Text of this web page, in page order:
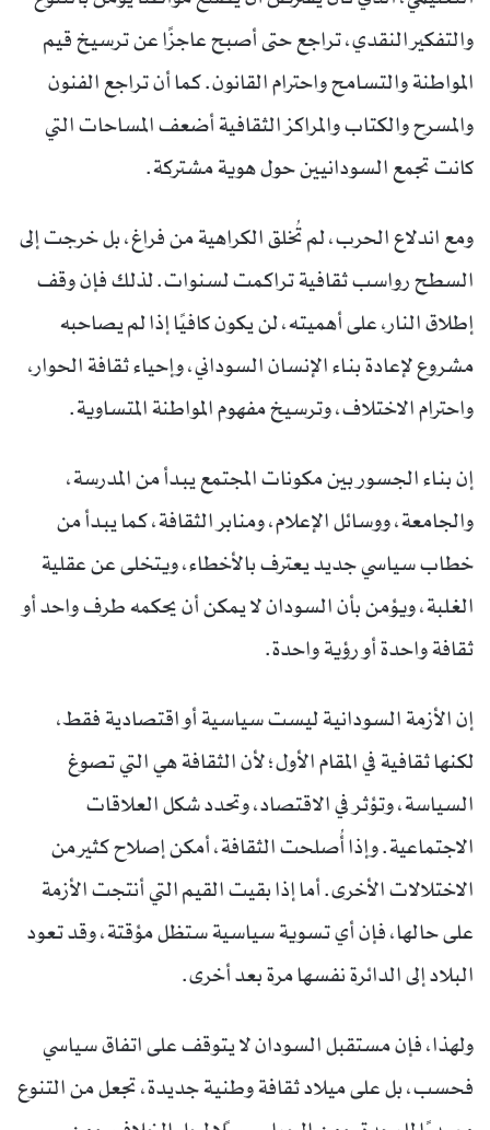
والتفكير النقدي، تراجع حتى أصبح عاجزًا عن ترسيخ قيم
المواطنة والتسامح واحترام القانون. كما أن تراجع الفنون
والمسرح والكتاب والمراكز الثقافية أضعف المساحات التي
كانت تجمع السودانيين حول هوية مشتركة.
ومع اندلاع الحرب، لم تُخلق الكراهية من فراغ، بل خرجت إلى
السطح رواسب ثقافية تراكمت لسنوات. لذلك فإن وقف
إطلاق النار، على أهميته، لن يكون كافيًا إذا لم يصاحبه
مشروع لإعادة بناء الإنسان السوداني، وإحياء ثقافة الحوار،
واحترام الاختلاف، وترسيخ مفهوم المواطنة المتساوية.
إن بناء الجسور بين مكونات المجتمع يبدأ من المدرسة،
والجامعة، ووسائل الإعلام، ومنابر الثقافة، كما يبدأ من
خطاب سياسي جديد يعترف بالأخطاء، ويتخلى عن عقلية
الغلبة، ويؤمن بأن السودان لا يمكن أن يحكمه طرف واحد أو
ثقافة واحدة أو رؤية واحدة.
إن الأزمة السودانية ليست سياسية أو اقتصادية فقط،
لكنها ثقافية في المقام الأول؛ لأن الثقافة هي التي تصوغ
السياسة، وتؤثر في الاقتصاد، وتحدد شكل العلاقات
الاجتماعية. وإذا أُصلحت الثقافة، أمكن إصلاح كثير من
الاختلالات الأخرى. أما إذا بقيت القيم التي أنتجت الأزمة
على حالها، فإن أي تسوية سياسية ستظل مؤقتة، وقد تعود
البلاد إلى الدائرة نفسها مرة بعد أخرى.
ولهذا، فإن مستقبل السودان لا يتوقف على اتفاق سياسي
فحسب، بل على ميلاد ثقافة وطنية جديدة، تجعل من التنوع